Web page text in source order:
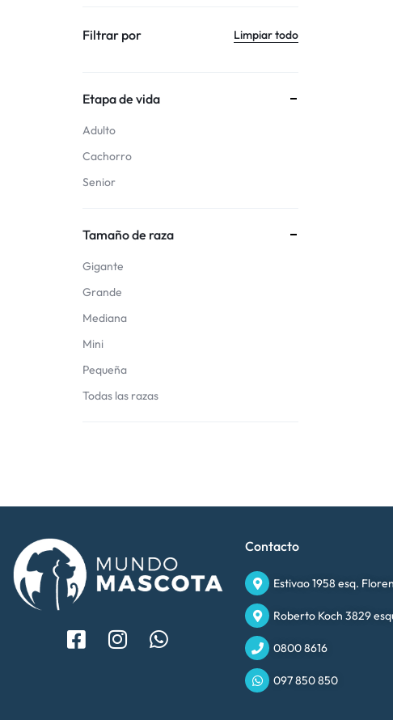
Filtrar por Limpiar todo
Etapa de vida
Adulto
Cachorro
Senior
Tamaño de raza
Gigante
Grande
Mediana
Mini
Pequeña
Todas las razas
Contacto
Estivao 1958 esq.
Roberto Koch 3829
0800 8616
097 850 850